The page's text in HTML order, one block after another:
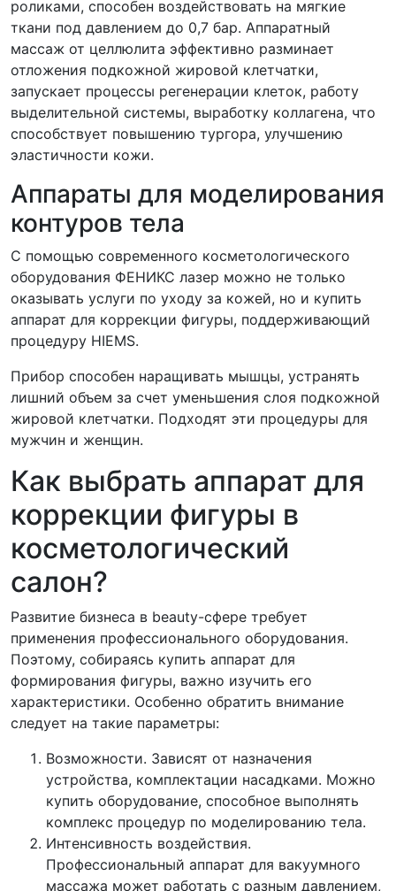
роликами, способен воздействовать на мягкие
ткани под давлением до 0,7 бар. Аппаратный
массаж от целлюлита эффективно разминает
отложения подкожной жировой клетчатки,
запускает процессы регенерации клеток, работу
выделительной системы, выработку коллагена, что
способствует повышению тургора, улучшению
эластичности кожи.
Аппараты для моделирования
контуров тела
С помощью современного косметологического
оборудования ФЕНИКС лазер можно не только
оказывать услуги по уходу за кожей, но и купить
аппарат для коррекции фигуры, поддерживающий
процедуру HIEMS.
Прибор способен наращивать мышцы, устранять
лишний объем за счет уменьшения слоя подкожной
жировой клетчатки. Подходят эти процедуры для
мужчин и женщин.
Как выбрать аппарат для
коррекции фигуры в
косметологический
салон?
Развитие бизнеса в beauty-сфере требует
применения профессионального оборудования.
Поэтому, собираясь купить аппарат для
формирования фигуры, важно изучить его
характеристики. Особенно обратить внимание
следует на такие параметры:
Возможности. Зависят от назначения
устройства, комплектации насадками. Можно
купить оборудование, способное выполнять
комплекс процедур по моделированию тела.
Интенсивность воздействия.
Профессиональный аппарат для вакуумного
массажа может работать с разным давлением,